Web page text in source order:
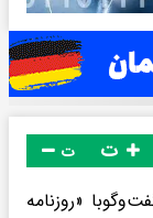
ت
«روزنامه